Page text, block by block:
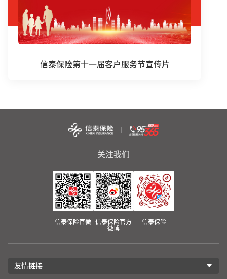
信泰保险第十一届客户服务节宣传片
关注我们
信泰保险官微
信泰保险官方
微博
信泰保险
友情链接